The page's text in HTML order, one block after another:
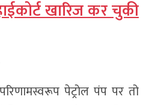
खारिज कर चुकी
पेट्रोल पंप पर तो